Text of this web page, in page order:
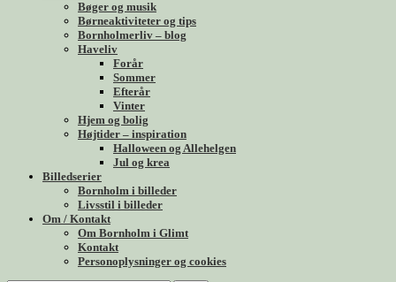
Bøger og musik
Børneaktiviteter og tips
Bornholmerliv – blog
Haveliv
Forår
Sommer
Efterår
Vinter
Hjem og bolig
Højtider – inspiration
Halloween og Allehelgen
Jul og krea
Billedserier
Bornholm i billeder
Livsstil i billeder
Om / Kontakt
Om Bornholm i Glimt
Kontakt
Personoplysninger og cookies